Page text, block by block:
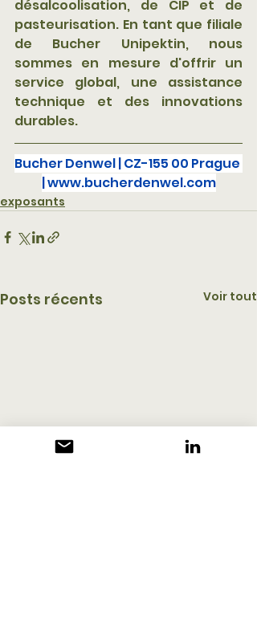
désalcoolisation, de CIP et de
pasteurisation. En tant que filiale
de Bucher Unipektin, nous
sommes en mesure d'offrir un
service global, une assistance
technique et des innovations
durables.
Bucher Denwel | CZ-155 00 Prague
| www.bucherdenwel.com
exposants
Posts récents Voir tout